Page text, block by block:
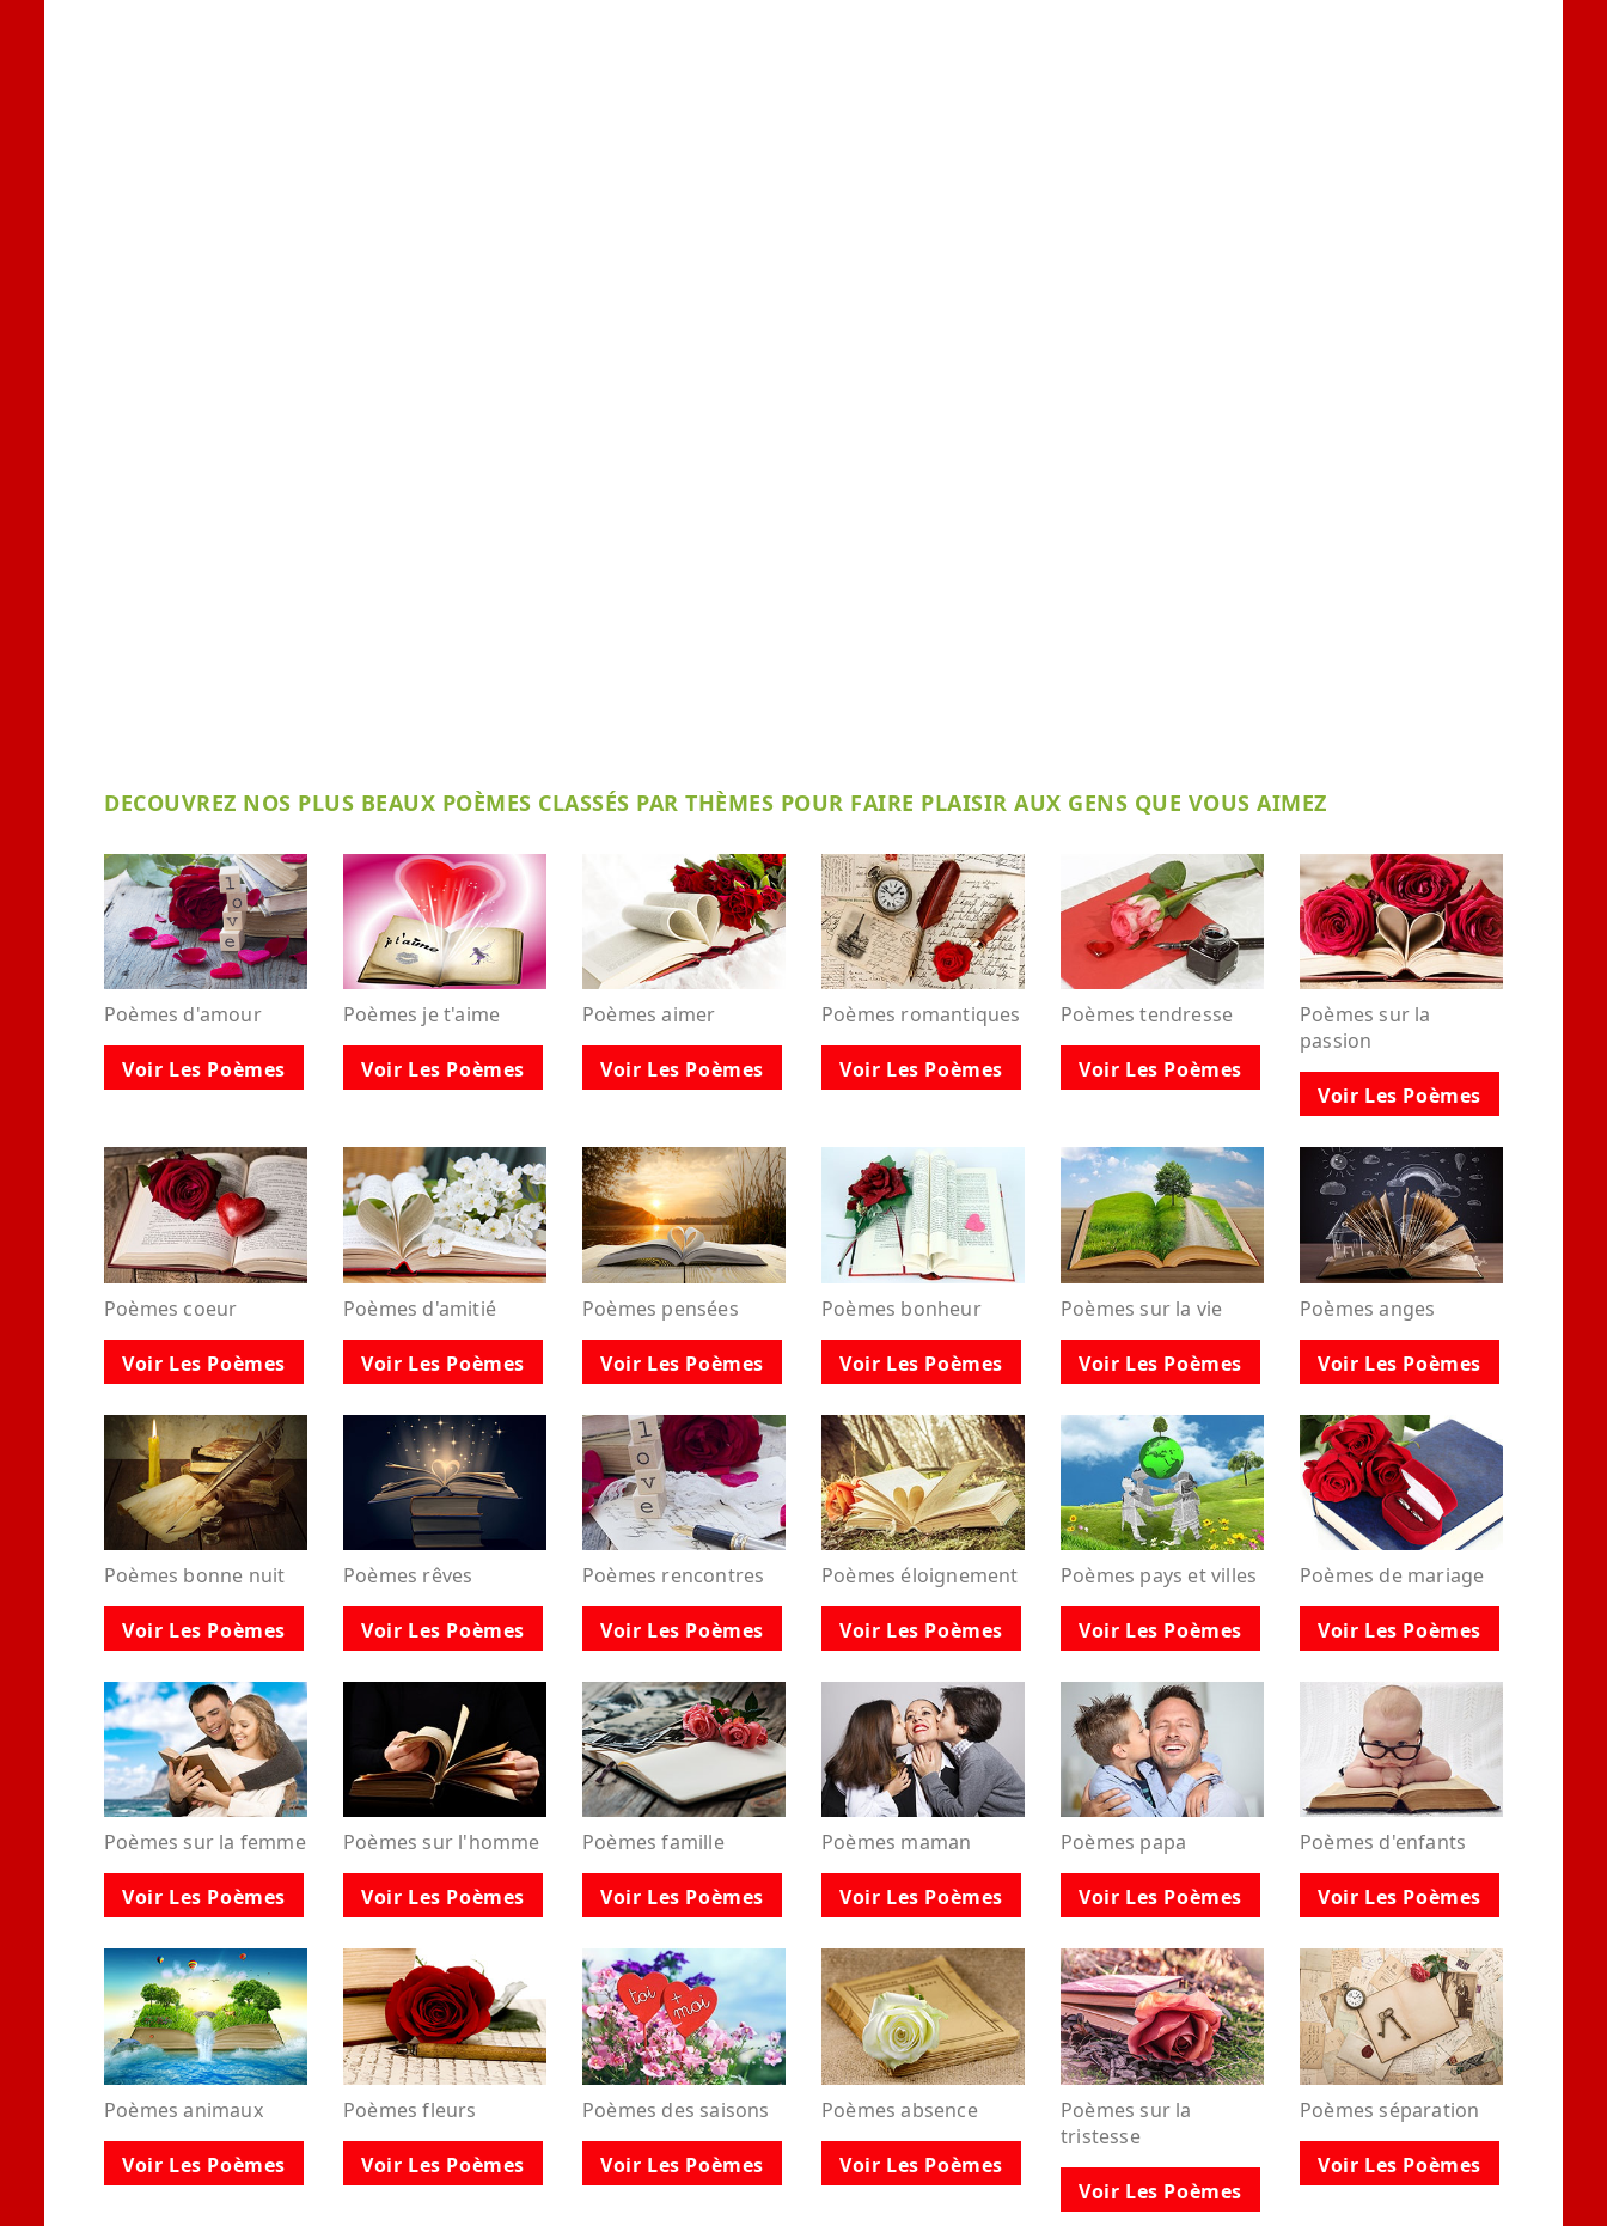
DECOUVREZ NOS PLUS BEAUX POÈMES CLASSÉS PAR THÈMES POUR FAIRE PLAISIR AUX GENS QUE VOUS AIMEZ
Poèmes d'amour
Voir Les Poèmes
Poèmes je t'aime
Voir Les Poèmes
Poèmes aimer
Voir Les Poèmes
Poèmes romantiques
Voir Les Poèmes
Poèmes tendresse
Voir Les Poèmes
Poèmes sur la
passion
Voir Les Poèmes
Poèmes coeur
Voir Les Poèmes
Poèmes d'amitié
Voir Les Poèmes
Poèmes pensées
Voir Les Poèmes
Poèmes bonheur
Voir Les Poèmes
Poèmes sur la vie
Voir Les Poèmes
Poèmes anges
Voir Les Poèmes
Poèmes bonne nuit
Voir Les Poèmes
Poèmes rêves
Voir Les Poèmes
Poèmes rencontres
Voir Les Poèmes
Poèmes éloignement
Voir Les Poèmes
Poèmes pays et villes
Voir Les Poèmes
Poèmes de mariage
Voir Les Poèmes
Poèmes sur la femme
Voir Les Poèmes
Poèmes sur l'homme
Voir Les Poèmes
Poèmes famille
Voir Les Poèmes
Poèmes maman
Voir Les Poèmes
Poèmes papa
Voir Les Poèmes
Poèmes d'enfants
Voir Les Poèmes
Poèmes animaux
Voir Les Poèmes
Poèmes fleurs
Voir Les Poèmes
Poèmes des saisons
Voir Les Poèmes
Poèmes absence
Voir Les Poèmes
Poèmes sur la
tristesse
Voir Les Poèmes
Poèmes séparation
Voir Les Poèmes